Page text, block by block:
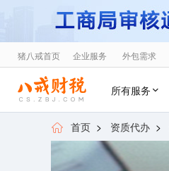
猪八戒首页 企业服务 外包需求
所有服务
首页 > 资质代办 >